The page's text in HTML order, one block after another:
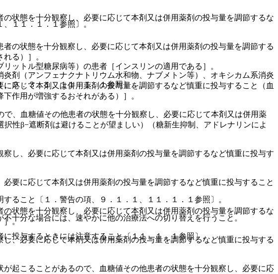
状態を十分観察し、必要に応じて本剤又は併用薬剤の投与量を調節するな
の状態を十分観察し、必要に応じて本剤又は併用薬剤の投与量を調節する
る）］。
剤（アンフェナクナトリウム水和物、ナブメトン等）、オキシカム系消炎
応じて本剤又は併用薬剤の投与量を調節するなど慎重に投与すること（血
作用が増強するおそれがある）］。
、血糖値その他患者の状態を十分観察し、必要に応じて本剤又は併用薬
性β−遮断剤は避けることが望ましい）（糖新生抑制、アドレナリンによ
し、必要に応じて本剤又は併用薬剤の投与量を調節するなど慎重に投与す
要に応じて本剤又は併用薬剤の投与量を調節するなど慎重に投与すること
状態を十分観察し、必要に応じて本剤又は併用薬剤の投与量を調節するな
。
、必要に応じて本剤又は併用薬剤の投与量を調節するなど慎重に投与する
起こることがあるので、血糖値その他患者の状態を十分観察し、必要に応
１１．１．１参照〕。
ットル型糖尿病等）の患者［インスリンの適用である］。
９．３．１、１１．１．１参照〕。
ること〔１．警告の項、９．１．１、１１．１．１参照〕。
十分な場合には、速やかに他の治療法への切り替えを行うこと。
投与するときには注意すること〔１１．１．１参照〕。